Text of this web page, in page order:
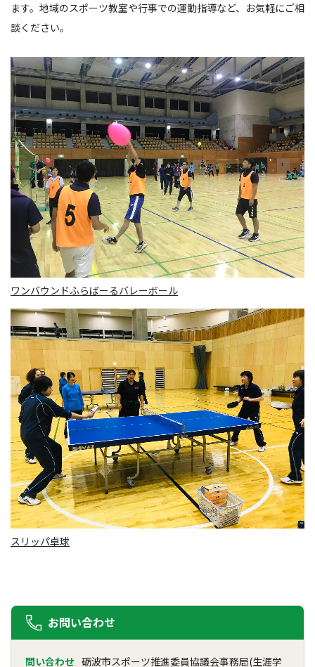
ます。地域のスポーツ教室や行事での運動指導など、お気軽にご相
談ください。
ワンバウンドふらばーるバレーボール
スリッパ卓球
お問い合わせ
問い合わせ 砺波市スポーツ推進委員協議会事務局(生涯学